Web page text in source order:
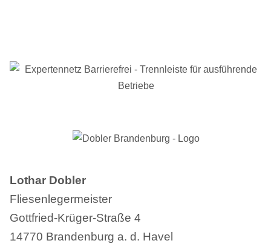
Lothar Dobler
Fliesenlegermeister
Gottfried-Krüger-Straße 4
14770 Brandenburg a. d. Havel